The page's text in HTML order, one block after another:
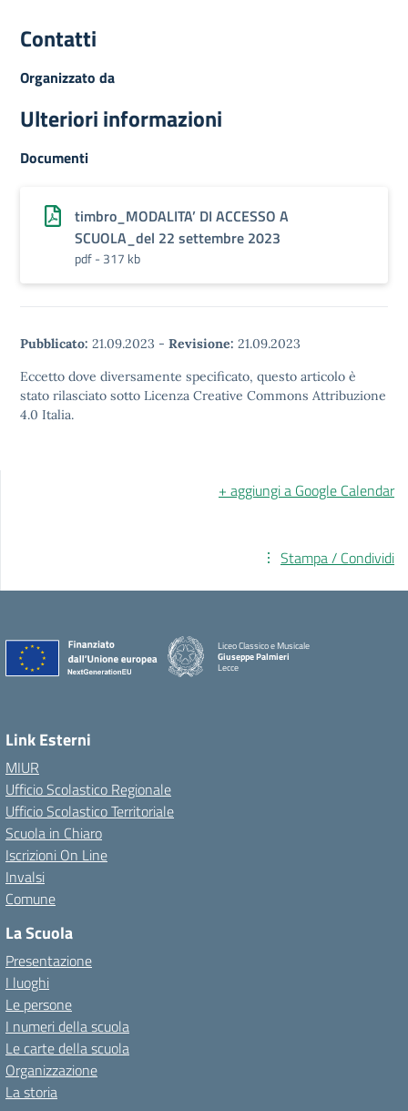
Contatti
Organizzato da
Ulteriori informazioni
Documenti
timbro_MODALITA’ DI ACCESSO A
SCUOLA_del 22 settembre 2023
pdf - 317 kb
Pubblicato: 21.09.2023 - Revisione: 21.09.2023
Eccetto dove diversamente specificato, questo articolo è
stato rilasciato sotto Licenza Creative Commons Attribuzione
4.0 Italia.
+ aggiungi a Google Calendar
Stampa / Condividi
Liceo Classico e Musicale
Giuseppe Palmieri
Lecce
Link Esterni
MIUR
Ufficio Scolastico Regionale
Ufficio Scolastico Territoriale
Scuola in Chiaro
Iscrizioni On Line
Invalsi
Comune
La Scuola
Presentazione
I luoghi
Le persone
I numeri della scuola
Le carte della scuola
Organizzazione
La storia